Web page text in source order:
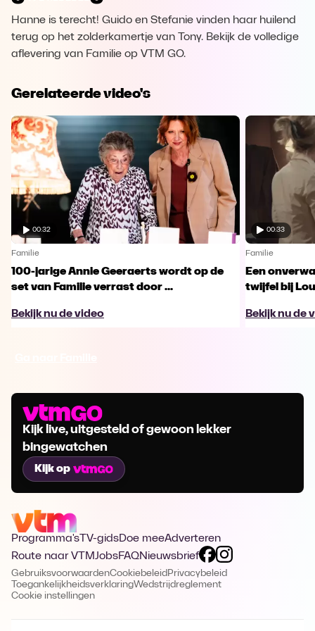
Hanne is terecht! Guido en Stefanie vinden haar huilend
terug op het zolderkamertje van Tony. Bekijk de volledige
aflevering van Familie op VTM GO.
Gerelateerde video's
00:32
Familie
100-jarige Annie Geeraerts wordt op de
set van Familie verrast door ...
Bekijk nu de video
00:33
Familie
Een
twijfel bij
Bekijk nu de
Kijk live, uitgesteld of gewoon lekker
bingewatchen
Kijk op
Programma's TV-gidsDoe meeAdverteren
Route naar VTMJobsFAQNieuwsbrief
GebruiksvoorwaardenCookiebeleid Privacybeleid
ToegankelijkheidsverklaringWedstrijdreglement
Cookie instellingen